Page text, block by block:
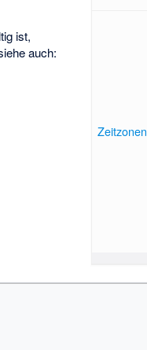
Zeitzonen
ist,
auch: